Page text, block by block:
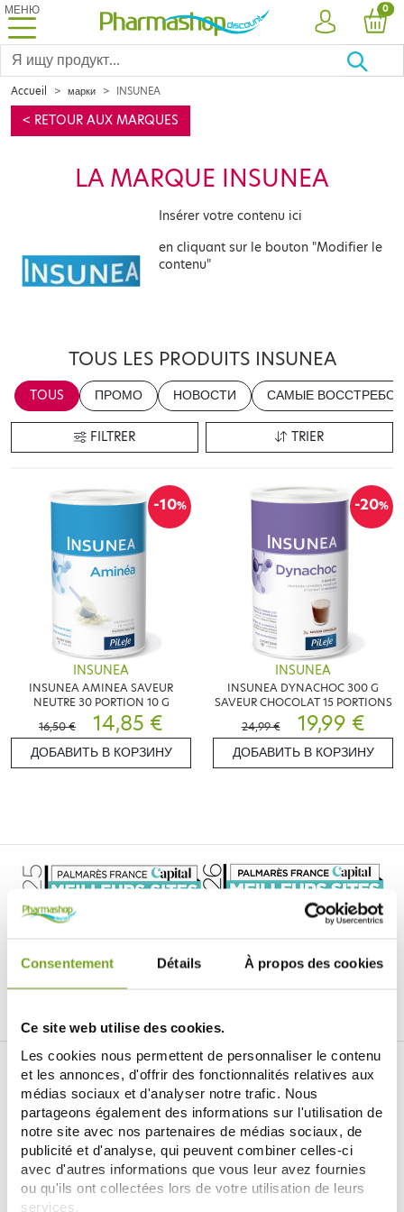
Consentement Détails À propos des cookies
Ce site web utilise des cookies.
Les cookies nous permettent de personnaliser le contenu
et les annonces, d'offrir des fonctionnalités relatives aux
médias sociaux et d'analyser notre trafic. Nous
partageons également des informations sur l'utilisation de
notre site avec nos partenaires de médias sociaux, de
publicité et d'analyse, qui peuvent combiner celles-ci
avec d'autres informations que vous leur avez fournies
ou qu'ils ont collectées lors de votre utilisation de leurs
services.
МЕНЮ
УЧЕТНАЯ
0
Accueil марки INSUNEA
< RETOUR AUX MARQUES
LA MARQUE INSUNEA
Insérer votre contenu ici
en cliquant sur le bouton "Modifier le
contenu"
TOUS LES PRODUITS INSUNEA
TOUS ПРОМО НОВОСТИ САМЫЕ
FILTRER TRIER
-10%
INSUNEA
INSUNEA AMINEA SAVEUR
NEUTRE 30 PORTION 10 G
16,50 €
14,85 €
ДОБАВИТЬ В КОРЗИНУ
-20%
INSUNEA
INSUNEA DYNACHOC 300 G
SAVEUR CHOCOLAT 15 PORTIONS
24,99 €
19,99 €
ДОБАВИТЬ В КОРЗИНУ
Je souhaite m'inscrire à la newsletter
ИНТЕРНЕТ-АПТЕКА BALDY MÉJEAN
LE SITE DE PARAPHARMACIE EN LIGNE